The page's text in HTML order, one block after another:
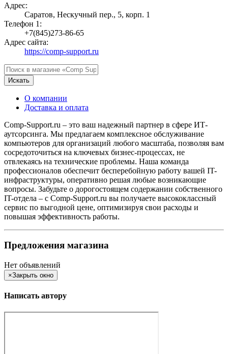
Адрес:
Саратов, Нескучный пер., 5, корп. 1
Телефон 1:
+7(845)273-86-65
Адрес сайта:
https://comp-support.ru
Искать
О компании
Доставка и оплата
Comp-Support.ru – это ваш надежный партнер в сфере ИТ-
аутсорсинга. Мы предлагаем комплексное обслуживание
компьютеров для организаций любого масштаба, позволяя вам
сосредоточиться на ключевых бизнес-процессах, не
отвлекаясь на технические проблемы. Наша команда
профессионалов обеспечит бесперебойную работу вашей IT-
инфраструктуры, оперативно решая любые возникающие
вопросы. Забудьте о дорогостоящем содержании собственного
IT-отдела – с Comp-Support.ru вы получаете высококлассный
сервис по выгодной цене, оптимизируя свои расходы и
повышая эффективность работы.
Предложения магазина
Нет объявлений
×Закрыть окно
Написать автору